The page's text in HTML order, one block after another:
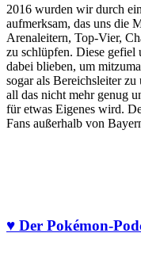
2016 wurden wir durch
aufmerksam, das uns die
Arenaleitern, Top-Vier,
zu schlüpfen. Diese gefiel
dabei blieben, um
sogar als Bereichsleiter
all das nicht mehr genug
für etwas Eigenes wird.
Fans außerhalb von
♥ Der Pokémon-